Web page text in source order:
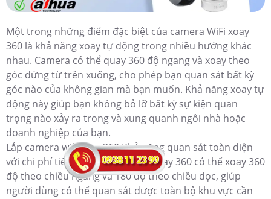
Một trong những điểm đặc biệt của camera WiFi xoay
360 là khả năng xoay tự động trong nhiều hướng khác
nhau. Camera có thể quay 360 độ ngang và xoay theo
góc đứng từ trên xuống, cho phép bạn quan sát bất kỳ
góc nào của không gian mà bạn muốn. Khả năng xoay tự
động này giúp bạn không bỏ lỡ bất kỳ sự kiện quan
trọng nào xảy ra trong và xung quanh ngôi nhà hoặc
doanh nghiệp của bạn.
Lắp camera wifi xoay 360 Khả năng quan sát toàn diện
với chi phí tiết kiệm Camera wifi xoay 360 có thể xoay 360
độ theo chiều ngang và 180 độ theo chiều dọc, giúp
người dùng có thể quan sát được toàn bộ khu vực cần